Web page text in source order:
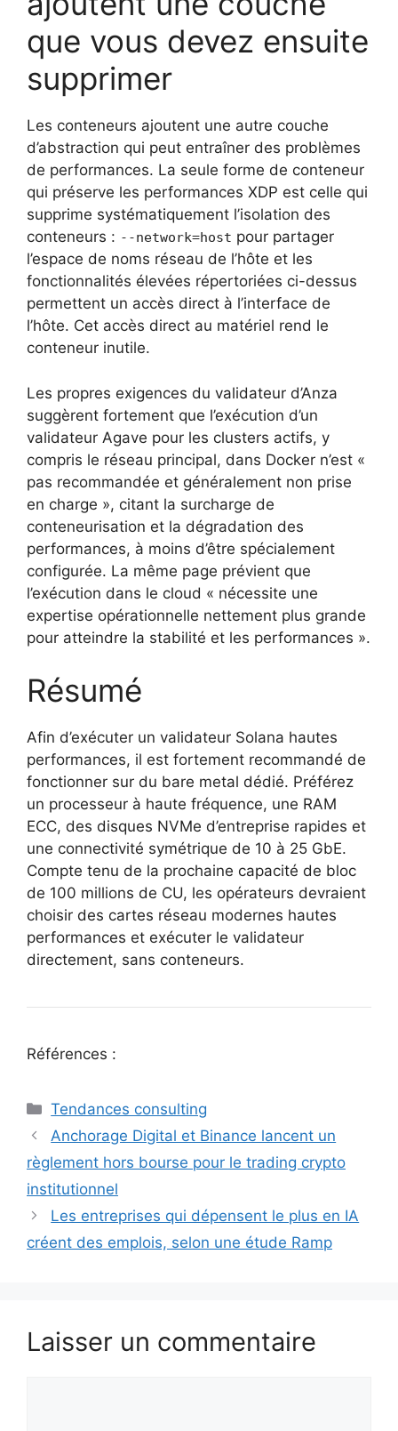
que vous devez ensuite
supprimer
Les conteneurs ajoutent une autre couche
d’abstraction qui peut entraîner des problèmes
de performances. La seule forme de conteneur
qui préserve les performances XDP est celle qui
supprime systématiquement l’isolation des
conteneurs : --network=host pour partager
l’espace de noms réseau de l’hôte et les
fonctionnalités élevées répertoriées ci-dessus
permettent un accès direct à l’interface de
l’hôte. Cet accès direct au matériel rend le
conteneur inutile.
Les propres exigences du validateur d’Anza
suggèrent fortement que l’exécution d’un
validateur Agave pour les clusters actifs, y
compris le réseau principal, dans Docker n’est «
pas recommandée et généralement non prise
en charge », citant la surcharge de
conteneurisation et la dégradation des
performances, à moins d’être spécialement
configurée. La même page prévient que
l’exécution dans le cloud « nécessite une
expertise opérationnelle nettement plus grande
pour atteindre la stabilité et les performances ».
Résumé
Afin d’exécuter un validateur Solana hautes
performances, il est fortement recommandé de
fonctionner sur du bare metal dédié. Préférez
un processeur à haute fréquence, une RAM
ECC, des disques NVMe d’entreprise rapides et
une connectivité symétrique de 10 à 25 GbE.
Compte tenu de la prochaine capacité de bloc
de 100 millions de CU, les opérateurs devraient
choisir des cartes réseau modernes hautes
performances et exécuter le validateur
directement, sans conteneurs.
Références :
Catégories
Tendances consulting
Anchorage Digital et Binance lancent un
règlement hors bourse pour le trading crypto
institutionnel
Les entreprises qui dépensent le plus en IA
créent des emplois, selon une étude Ramp
Laisser un commentaire